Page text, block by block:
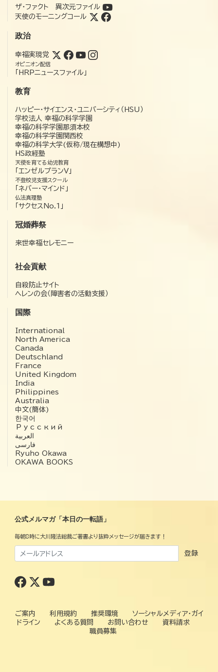
ザ・ファクト 異次元ファイル
天使のモーニングコール
政治
幸福実現党
オピニオン配信
「HRPニュースファイル」
教育
ハッピー・サイエンス・ユニバーシティ（HSU）
学校法人 幸福の科学学園
幸福の科学学園那須本校
幸福の科学学園関西校
幸福の科学大学(仮称/現在構想中)
HS政経塾
天使を育てる幼児教育
「エンゼルプランV」
不登校児支援スクール
「ネバー・マインド」
仏法真理塾
「サクセスNo.1」
冠婚葬祭
来世幸福セレモニー
社会貢献
自殺防止サイト
ヘレンの会（障害者の活動支援）
国際
International
North America
Canada
Deutschland
France
United Kingdom
India
Philippines
Australia
中文(簡体)
한국어
Русский
العربية‏
فارسی
Ryuho Okawa
OKAWA BOOKS
公式メルマガ「本日の一転語」
毎朝8時に大川隆法総裁ご著書より抜粋メッセージが届きます！
登録
ご案内 利用規約 推奨環境
ソーシャルメディア・ガイ
ドライン
よくある質問 お問い合わせ
資料請求
職員募集